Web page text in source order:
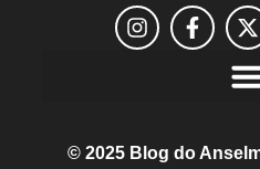
© 2025 Blog do